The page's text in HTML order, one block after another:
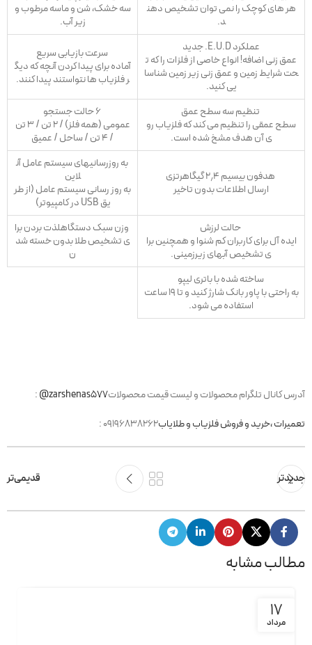
هر های کوچک را نمی توان تشخیص دهن
د.
سه خشک، شن و ماسه مرطوب و
زیر آب.
عملکرد E.U.D.
جدید
عمق زنی اضافه!انواع خاصی از فلزات را که ت
حت شرایط زمین و عمق زنی زیر زمین شناسا
یی کنید.
سرعت بازیابی سریع
آماده برای پیدا کردن آنچه که دیگ
ر فلزیاب ها نتواستند پیدا کنند.
تنظیم سه سطح عمق
سطح عمقی را تنظیم می کند که فلزیاب رو
ی آن هدف مشخ شده است.
۶ حالت جستجو
عمومی (همه فلز) / ۲ تن / ۳ تن
/ ۴ تن / ساحل / عمیق
هدفون بیسیم ۲٫۴ گیگاهرتزی
ارسال اطلاعات بدون تاخیر
به روزرسانیهای سیستم عامل آن
لاین
به روز رسانی سیستم عامل (از طر
یق USB در کامپیوتر)
حالتلرزش
ایده آل برای کاربران کم شنوا و همچنین برا
ی تشخیص آبهای زیرزمینی.
وزن سبک دستگاهلذت بردن برا
ی تشخیص طلا بدون خسته شد
ن
ساخته شده با باتری لیپو
به راحتی با پاور بانک شارژ کنید
و تا ۱۹ ساعت
استفاده می شود.
آدرس کانال تلگرام محصولات و لیست قیمت محصولات :@zarshenas577
تعمیرات ،خرید و فروش فلزیاب و طلایاب: 09196838262
جدیدتر قدیمی‌تر
مطالب مشابه
17
مرداد